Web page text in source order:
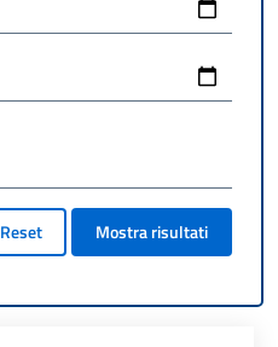
Reset Mostra risultati